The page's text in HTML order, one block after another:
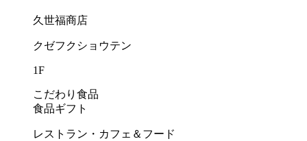
久世福商店
クゼフクショウテン
1F
こだわり食品
食品ギフト
レストラン・カフェ＆フード